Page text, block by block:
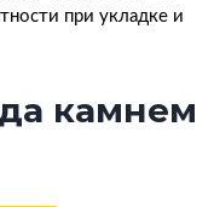
при укладке и
камнем